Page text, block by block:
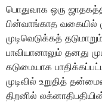
பொதுவாக ஒரு
பின்வாங்காத வகையில்
முடிவெடுக்கத்
பாவியானாலும் தனது
கடுமையாக
முடிவில் உறுதித்
திறனில்